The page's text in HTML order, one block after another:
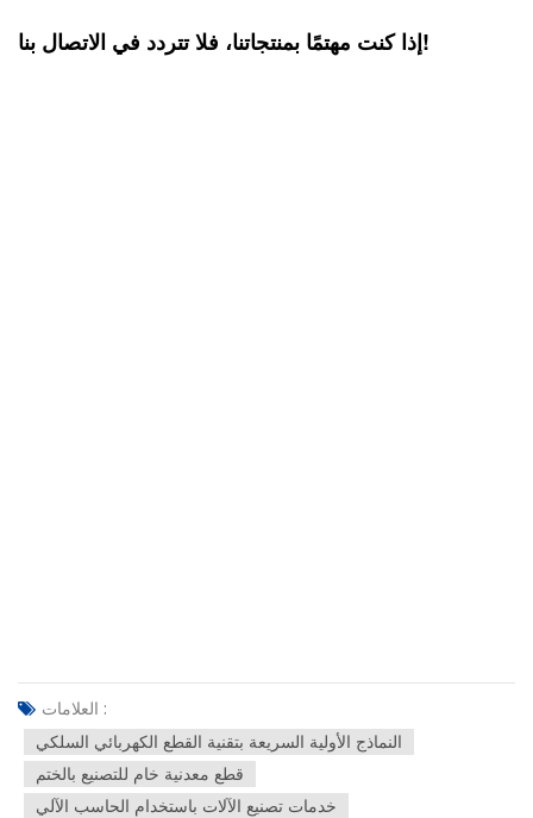
إذا كنت مهتمًا بمنتجاتنا، فلا تتردد في الاتصال بنا!
العلامات :
النماذج الأولية السريعة بتقنية القطع الكهربائي السلكي
قطع معدنية خام للتصنيع بالختم
خدمات تصنيع الآلات باستخدام الحاسب الآلي